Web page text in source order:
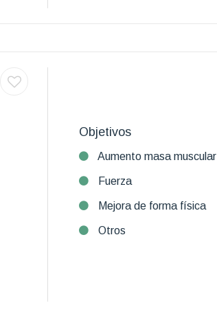
Objetivos
Aumento masa muscular
Fuerza
Mejora de forma física
Otros